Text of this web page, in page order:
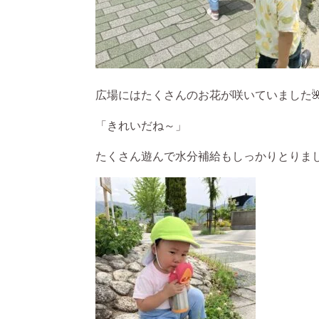
広場にはたくさんのお花が咲いていました
「きれいだね～」
たくさん遊んで水分補給もしっかりとりま